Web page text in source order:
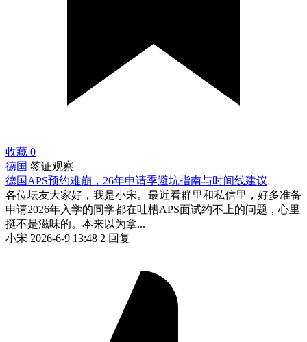
收藏 0
德国 签证观察
德国APS预约难崩，26年申请季避坑指南与时间线建议
各位坛友大家好，我是小宋。最近看群里和私信里，好多准备
申请2026年入学的同学都在吐槽APS面试约不上的问题，心里
挺不是滋味的。本来以为拿...
小宋 2026-6-9 13:48 2 回复